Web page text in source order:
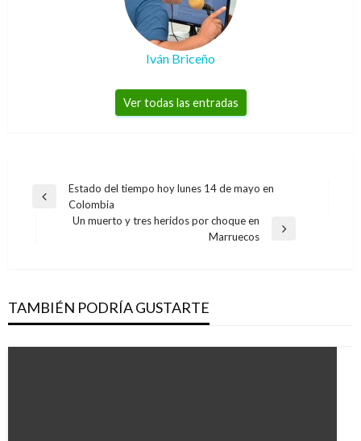
Iván Briceño
Ver todas las entradas
Navegación
Entrada
Estado del tiempo hoy lunes 14 de mayo en
Colombia
Un muerto y tres heridos por choque en
Marruecos
TAMBIÉN PODRÍA GUSTARTE